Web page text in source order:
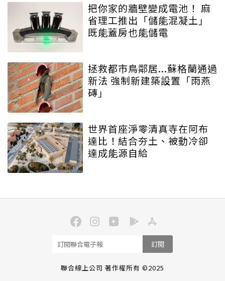
把你家的牆壁變成電池！ 麻
省理工推出「儲能混凝土」
既能蓋房也能儲電
拯救都市鳥鄰居...蘇格蘭通過
新法 強制新建築設置「雨燕
磚」
世界首座淨零清真寺在阿布
達比！結合夯土、被動冷卻
達成能源自給
訂閱
聯合線上公司 著作權所有 ©2025